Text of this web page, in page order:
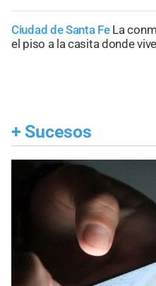
Ciudad de Santa Fe La
el piso a la casita donde
+ Sucesos